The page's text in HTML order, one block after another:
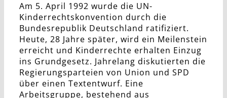
Am 5. April 1992 wurde die UN-
Kinderrechtskonvention durch die
Bundesrepublik Deutschland ratifiziert.
Heute, 28 Jahre später, wird ein Meilenstein
erreicht und Kinderrechte erhalten Einzug
ins Grundgesetz. Jahrelang diskutierten die
Regierungsparteien von Union und SPD
über einen Textentwurf. Eine
Arbeitsgruppe, bestehend aus